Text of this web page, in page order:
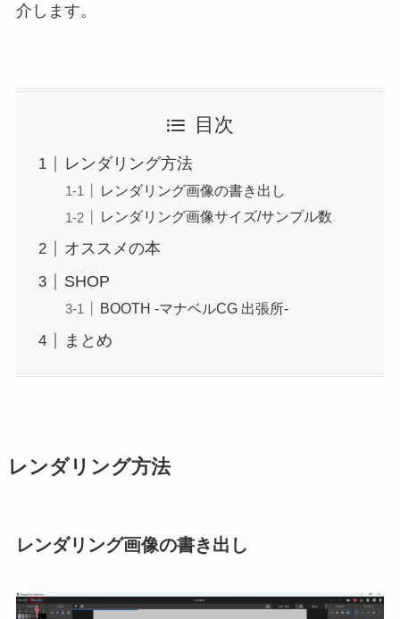
介します。
目次
レンダリング方法
レンダリング画像の書き出し
レンダリング画像サイズ/サンプル数
オススメの本
SHOP
BOOTH -マナベルCG 出張所-
まとめ
レンダリング方法
レンダリング画像の書き出し